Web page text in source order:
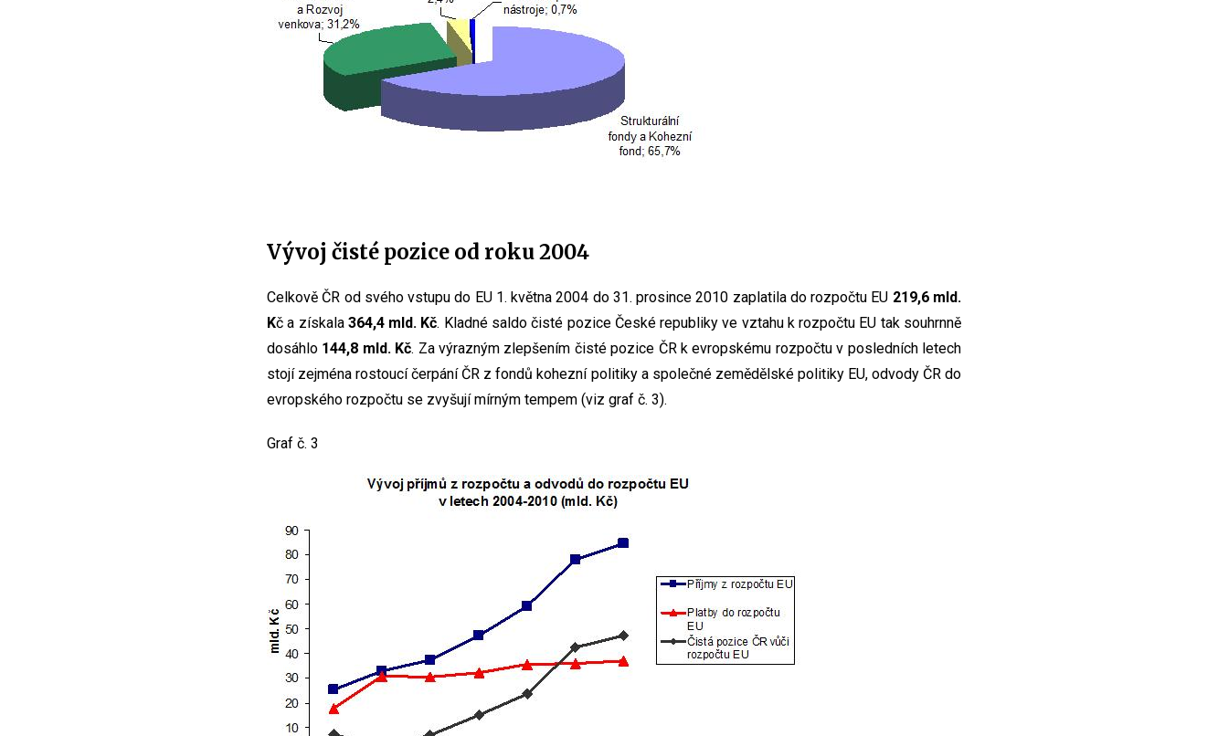
Vývoj čisté pozice od roku 2004
Celkově ČR od svého vstupu do EU 1. května 2004 do 31. prosince 2010 zaplatila do rozpočtu EU 219,6 mld.
Kč a získala 364,4 mld. Kč. Kladné saldo čisté pozice České republiky ve vztahu k rozpočtu EU tak souhrnně
dosáhlo 144,8 mld. Kč. Za výrazným zlepšením čisté pozice ČR k evropskému rozpočtu v posledních letech
stojí zejména rostoucí čerpání ČR z fondů kohezní politiky a společné zemědělské politiky EU, odvody ČR do
evropského rozpočtu se zvyšují mírným tempem (viz graf č. 3).
Graf č. 3